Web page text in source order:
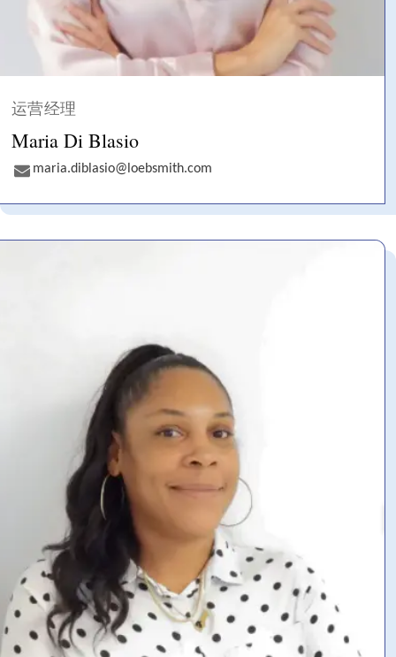
运营经理
Maria Di Blasio
maria.diblasio@loebsmith.com